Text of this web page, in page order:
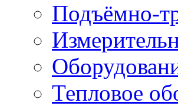
Подъёмно-
Тепловое